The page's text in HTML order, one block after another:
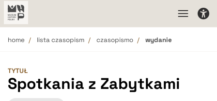
home lista czasopism czasopismo wydanie
TYTUŁ
Spotkania z Zabytkami